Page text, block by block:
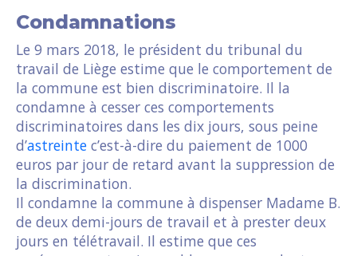
Condamnations
Le 9 mars 2018, le président du tribunal du
travail de Liège estime que le comportement de
la commune est bien discriminatoire. Il la
condamne à cesser ces comportements
discriminatoires dans les dix jours, sous peine
d’astreinte c’est-à-dire du paiement de 1000
euros par jour de retard avant la suppression de
la discrimination.
Il condamne la commune à dispenser Madame B.
de deux demi-jours de travail et à prester deux
jours en télétravail. Il estime que ces